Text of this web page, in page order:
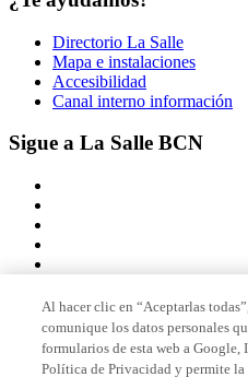
Directorio La Salle
Mapa e instalaciones
Accesibilidad
Canal interno información
Sigue a La Salle BCN
Miembro de
Al hacer clic en “Aceptarlas
comunique los datos personales
formularios de esta web a Google,
Política de Privacidad y permite